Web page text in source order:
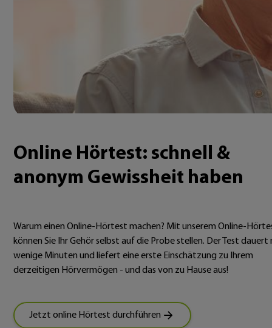
Online Hörtest: schnell &
anonym Gewissheit haben
Warum einen Online-Hörtest machen? Mit unserem Online-
können Sie Ihr Gehör selbst auf die Probe stellen. Der Test dauert
wenige Minuten und liefert eine erste Einschätzung zu Ihrem
derzeitigen Hörvermögen - und das von zu Hause aus!
Jetzt online Hörtest durchführen